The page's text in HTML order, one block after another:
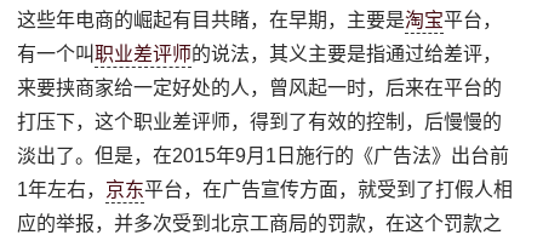
这些年电商的崛起有目共睹，在早期，主要是淘宝平台，
有一个叫职业差评师的说法，其义主要是指通过给差评，
来要挟商家给一定好处的人，曾风起一时，后来在平台的
打压下，这个职业差评师，得到了有效的控制，后慢慢的
淡出了。但是，在2015年9月1日施行的《广告法》出台前
1年左右， 京东平台，在广告宣传方面，就受到了打假人相
应的举报，并多次受到北京工商局的罚款，在这个罚款之